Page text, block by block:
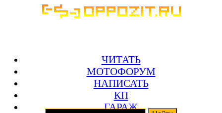
ЧИТАТЬ
МОТОФОРУМ
НАПИСАТЬ
КП
ГАРАЖ